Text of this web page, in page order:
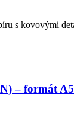
s kovovými
– formát A5